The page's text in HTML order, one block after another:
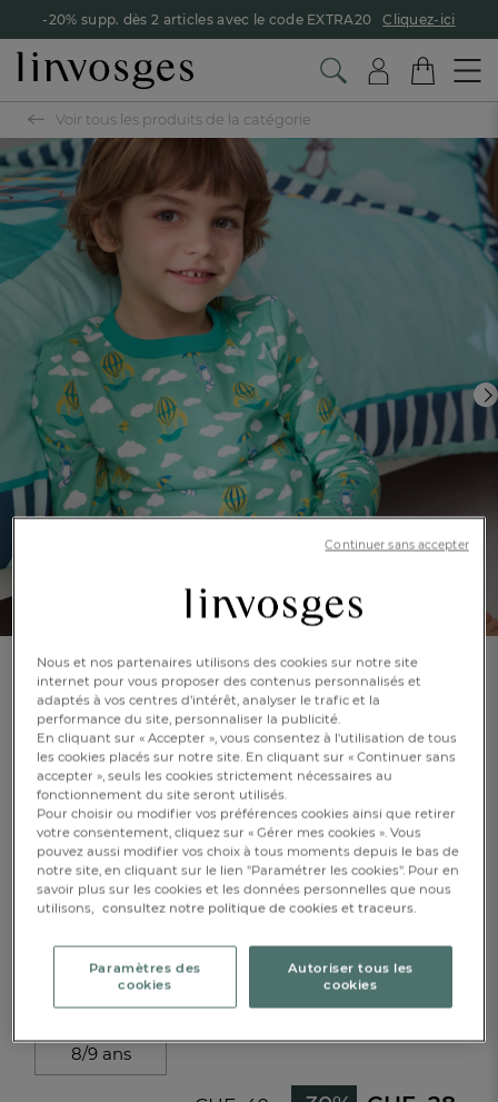
-20% supp. dès 2 articles avec le code EXTRA20 Cliquez-ici
FR DE
AT
BE
CH
Voir tous les produits de la catégorie
Pyjama
Cap sur les Nuages
Réf : 107767701
Imprimé
montgolfières et
nuages
NOUVEAUTÉ
2/3 ans 4/5 ans 6/7 ans
8/9 ans
Nous et nos partenaires utilisons des cookies sur notre site
internet pour vous proposer des contenus personnalisés et
adaptés à vos centres d’intérêt, analyser le trafic et la
performance du site, personnaliser la publicité.
En cliquant sur « Accepter », vous consentez à l'utilisation de tous
les cookies placés sur notre site. En cliquant sur « Continuer sans
accepter », seuls les cookies strictement nécessaires au
fonctionnement du site seront utilisés.
Pour choisir ou modifier vos préférences cookies ainsi que retirer
votre consentement, cliquez sur « Gérer mes cookies ». Vous
pouvez aussi modifier vos choix à tous moments depuis le bas de
notre site, en cliquant sur le lien "Paramétrer les cookies". Pour en
savoir plus sur les cookies et les données personnelles que nous
utilisons, consultez notre politique de cookies et traceurs.
Paramètres des
cookies
Autoriser tous les
cookies
Continuer sans accepter